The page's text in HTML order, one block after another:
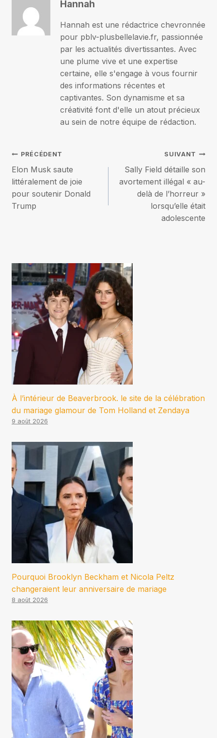
Hannah
Hannah est une rédactrice chevronnée
pour pblv-plusbellelavie.fr, passionnée
par les actualités divertissantes. Avec
une plume vive et une expertise
certaine, elle s'engage à vous fournir
des informations récentes et
captivantes. Son dynamisme et sa
créativité font d'elle un atout précieux
au sein de notre équipe de rédaction.
Navigation
de
l’article
PRÉCÉDENT
Elon Musk saute
littéralement de joie
pour soutenir Donald
Trump
SUIVANT
Sally Field détaille son
avortement illégal « au-
delà de l’horreur »
lorsqu’elle était
adolescente
À l’intérieur de Beaverbrook. le site de la célébration
du mariage glamour de Tom Holland et Zendaya
9 août 2026
Pourquoi Brooklyn Beckham et Nicola Peltz
changeraient leur anniversaire de mariage
8 août 2026